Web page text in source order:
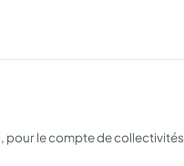
pour le compte de collectivités